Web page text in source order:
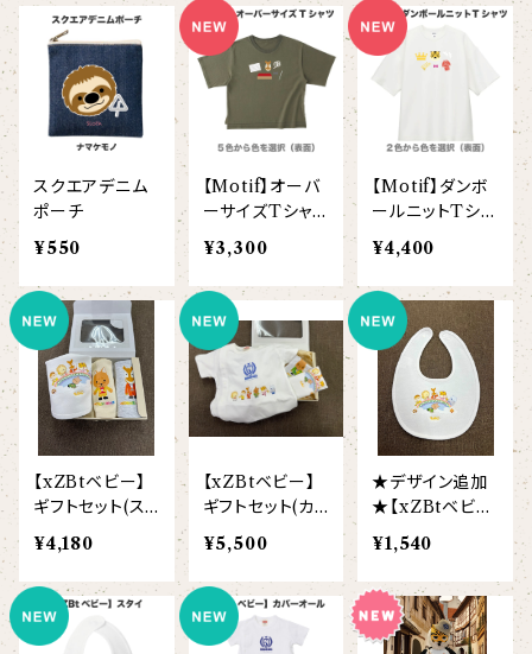
【face_point】
【balancing typo】
【crest_turquoise】
【piano】
【pink_flower】
【EVENT ※期間限定商品】
カーディガン
マフラー
オルコット
フランソワルトン
チーター
オコジョ
ホワイトライオン
ローレンス
スクエアデニム
ポーチ
¥550
【Motif】オーバ
ーサイズTシャツ
（半袖）
¥3,300
【Motif】ダンボ
ールニットTシャ
ツ（半袖）
¥4,400
【xZBtベビー】
ギフトセット(ス
タイ3枚セット)
¥4,180
【xZBtベビー】
ギフトセット(カ
バーオール&ス
タイ2枚セット)
¥5,500
★デザイン追加
★【xZBtベビ
ー】スタイ(刺繍
お名前入り)
¥1,540